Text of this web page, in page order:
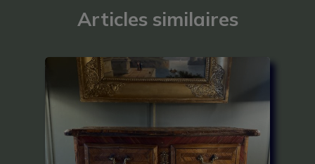
Articles similaires